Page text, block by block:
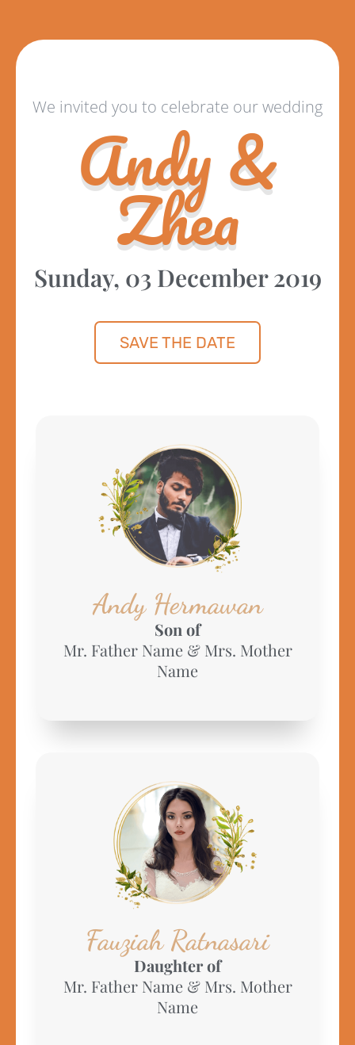
We invited you to celebrate our wedding
Andy &
Zhea
Sunday, 03 December 2019
SAVE THE DATE
Andy Hermawan
Son of
Mr. Father Name & Mrs. Mother
Name
Fauziah Ratnasari
Daughter of
Mr. Father Name & Mrs. Mother
Name